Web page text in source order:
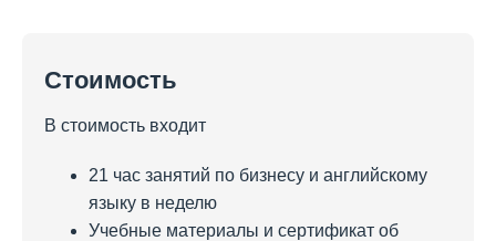
Стоимость
В стоимость входит
21 час занятий по бизнесу и английскому
языку в неделю
Учебные материалы и сертификат об